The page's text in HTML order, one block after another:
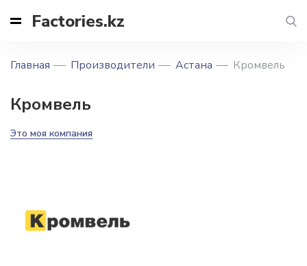
Factories.kz
Главная Производители Астана Кромвель
Кромвель
Это моя компания